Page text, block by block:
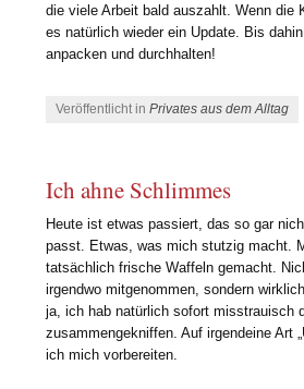
die viele Arbeit bald auszahlt. Wenn die
es natürlich wieder ein Update. Bis
anpacken und durchhalten!
Veröffentlicht inPrivates aus dem Alltag
Ich ahne Schlimmes
Heute ist etwas passiert, das so gar
passt. Etwas, was mich stutzig macht.
tatsächlich frische Waffeln gemacht.
irgendwo mitgenommen, sondern
ja, ich hab natürlich sofort misstrauisch
zusammengekniffen. Auf irgendeine Art
ich mich vorbereiten.